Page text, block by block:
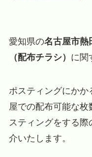
愛知県の名古屋市熱
（配布チラシ） に関
ポスティングにか
屋での配布可能な
スティングをする
介いたします。